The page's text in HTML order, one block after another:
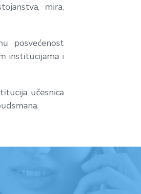
mira,
posvećenost
institucijama i
učesnica